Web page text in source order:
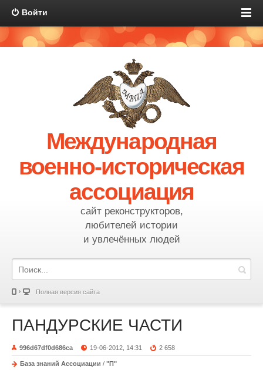
Войти
Международная
военно-историческая
ассоциация
сайт реконструкторов,
любителей истории
и увлечённых людей
Полная версия сайта
ПАНДУРСКИЕ ЧАСТИ
996d67df0d686ca 19-06-2012, 14:31 2 658
База знаний Ассоциации / "П"